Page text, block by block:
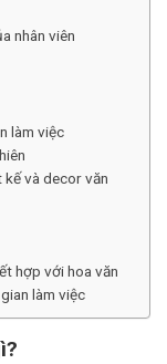
nhân viên
làm việc
và decor văn
hợp với hoa văn
làm việc